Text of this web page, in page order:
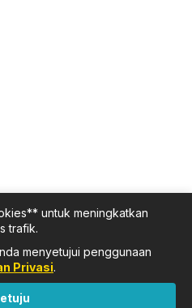
untuk meningkatkan
trafik.
menyetujui penggunaan
Privasi.